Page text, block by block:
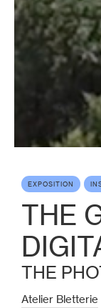
EXPOSITION
THE
THE
Atelier Bletterie